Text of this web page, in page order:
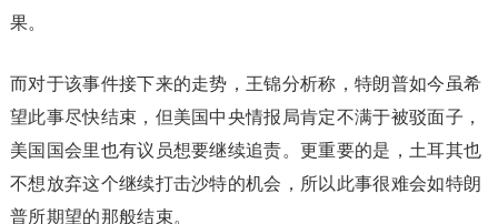
果。
而对于该事件接下来的走势，王锦分析称，特朗普如今虽希
望此事尽快结束，但美国中央情报局肯定不满于被驳面子，
美国国会里也有议员想要继续追责。更重要的是，土耳其也
不想放弃这个继续打击沙特的机会，所以此事很难会如特朗
普所期望的那般结束。